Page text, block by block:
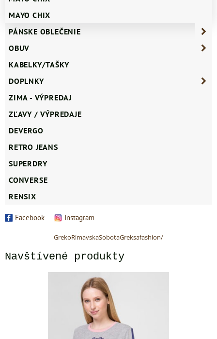
MAYO CHIX
PÁNSKE OBLEČENIE
OBUV
KABELKY/TAŠKY
DOPLNKY
ZIMA - VÝPREDAJ
ZĽAVY / VÝPREDAJE
DEVERGO
RETRO JEANS
SUPERDRY
CONVERSE
RENSIX
Facebook Instagram
GrekoRimavskaSobotaGreksafashion/
Navštívené produkty